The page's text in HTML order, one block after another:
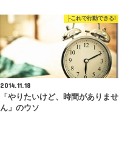
├これで行動できる!
2014.11.18
「やりたいけど、時間がありませ
ん」のウソ